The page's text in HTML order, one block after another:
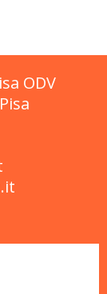
ODV